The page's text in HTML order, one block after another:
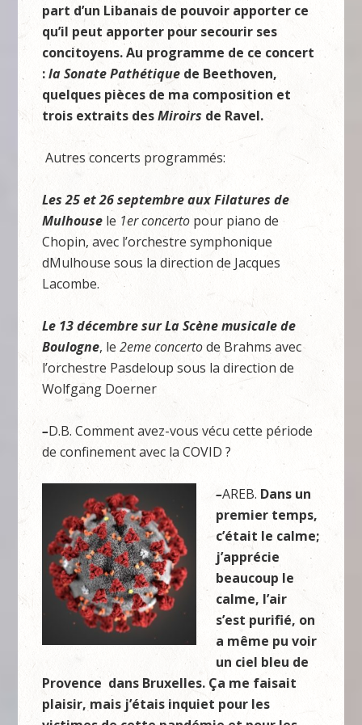
part d’un Libanais de pouvoir apporter ce
qu’il peut apporter pour secourir ses
concitoyens. Au programme de ce concert
:la Sonate Pathétique de Beethoven,
quelques pièces de ma composition et
trois extraits desMiroirs de Ravel.
Autres concerts programmés:
Les 25 et 26 septembre auxFilatures de
Mulhouse le 1er concerto pour piano de
Chopin, avec l’orchestre symphonique
dMulhouse sous la direction de Jacques
Lacombe.
Le 13 décembre surLa Scène musicalede
Boulogne, le2eme concertode Brahms avec
l’orchestre Pasdeloup sous la direction de
Wolfgang Doerner
–D.B. Comment avez-vous vécu cette période
de confinement avec la COVID ?
–AREB. Dans un
premier temps,
c’était le calme;
j’apprécie
beaucoup le
calme, l’air
s’est purifié, on
a même pu voir
un ciel bleu de
Provence dans Bruxelles. Ça me faisait
plaisir, mais j’étais inquiet pour les